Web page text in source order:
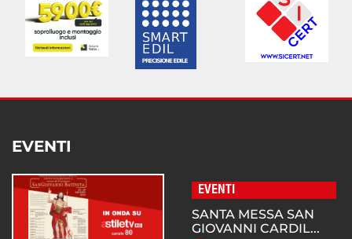
EVENTI
EVENTI
SANTA MESSA SAN
GIOVANNI CARDIL...